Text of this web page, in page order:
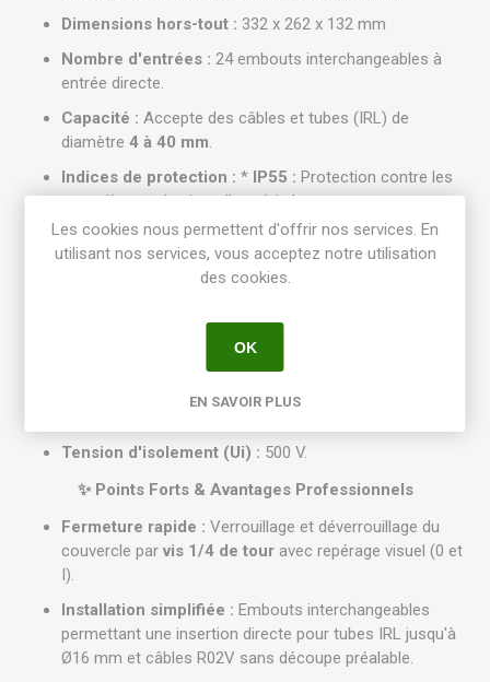
Dimensions hors-tout : 332 x 262 x 132 mm
Nombre d'entrées : 24 embouts interchangeables à
entrée directe.
Capacité : Accepte des câbles et tubes (IRL) de
diamètre 4 à 40 mm.
Indices de protection : * IP55 : Protection contre les
poussières et les jets d'eau à la lance.
IK07 : Résistance aux chocs mécaniques (jusqu'à
2 Joules).
(norme NF EN 60695 2-1).
Corps et couvercle en polypropylène,
Tension d'isolement (Ui) : 500 V.
✨ Points Forts & Avantages Professionnels
Fermeture rapide : Verrouillage et déverrouillage du
couvercle par vis 1/4 de tour avec repérage visuel (0 et
I).
Installation simplifiée : Embouts interchangeables
permettant une insertion directe pour tubes IRL jusqu'à
Ø16 mm et câbles R02V sans découpe préalable.
Les cookies nous permettent d'offrir nos services. En
utilisant nos services, vous acceptez notre utilisation
des cookies.
OK
EN SAVOIR PLUS